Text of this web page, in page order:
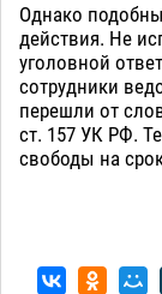
Однако
действия. Не
уголовной
сотрудники
перешли от
ст. 157 УК РФ.
свободы на